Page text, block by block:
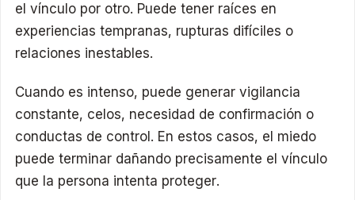
el vínculo por otro. Puede tener raíces en
experiencias tempranas, rupturas difíciles o
relaciones inestables.
Cuando es intenso, puede generar vigilancia
constante, celos, necesidad de confirmación o
conductas de control. En estos casos, el miedo
puede terminar dañando precisamente el vínculo
que la persona intenta proteger.